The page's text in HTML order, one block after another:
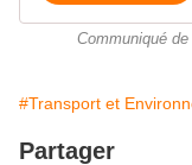
Communiqué
#Transport et
Partager